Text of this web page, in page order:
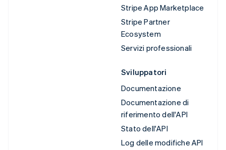
Stripe App Marketplace
Stripe Partner
Ecosystem
Servizi professionali
Sviluppatori
Documentazione
Documentazione di
riferimento dell'API
Stato dell'API
Log delle modifiche API